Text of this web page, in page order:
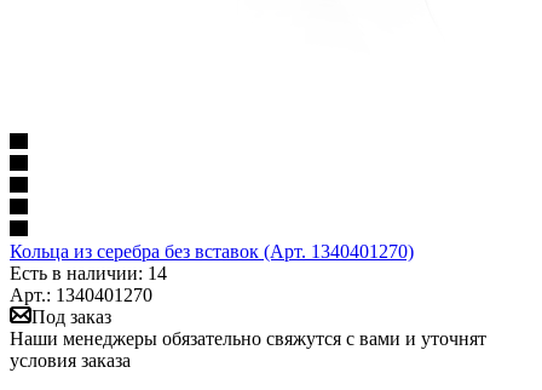
Кольца из серебра без вставок (Арт. 1340401270)
Есть в наличии: 14
Арт.: 1340401270
Под заказ
Наши менеджеры обязательно свяжутся с вами и уточнят
условия заказа